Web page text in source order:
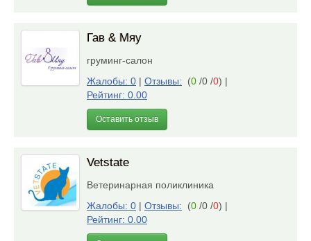
Гав & Мяу
груминг-салон
Жалобы: 0 | Отзывы: (0 /0 /0) |
Рейтинг: 0.00
Оставить отзыв
Vetstate
Ветеринарная поликлиника
Жалобы: 0 | Отзывы: (0 /0 /0) |
Рейтинг: 0.00